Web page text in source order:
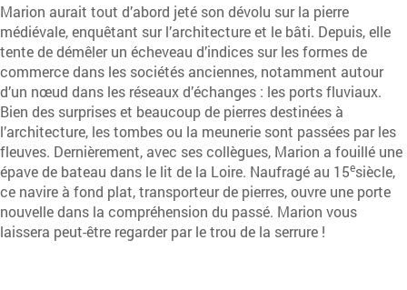
Marion aurait tout d’abord jeté son dévolu sur la pierre
médiévale, enquêtant sur l’architecture et le bâti. Depuis, elle
tente de démêler un écheveau d’indices sur les formes de
commerce dans les sociétés anciennes, notamment autour
d’un nœud dans les réseaux d’échanges : les ports fluviaux.
Bien des surprises et beaucoup de pierres destinées à
l’architecture, les tombes ou la meunerie sont passées par les
fleuves. Dernièrement, avec ses collègues, Marion a fouillé une
épave de bateau dans le lit de la Loire. Naufragé au 15esiècle,
ce navire à fond plat, transporteur de pierres, ouvre une porte
nouvelle dans la compréhension du passé. Marion vous
laissera peut-être regarder par le trou de la serrure !